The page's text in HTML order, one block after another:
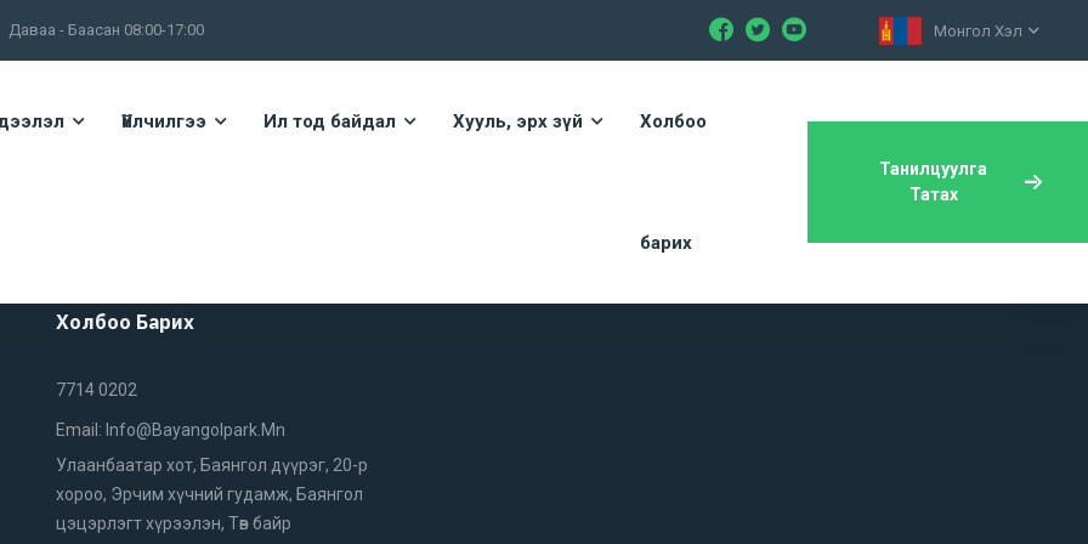
Даваа - Баасан 08:00-17:00 Монгол Хэл
Үйлчилгээ Ил тод байдал Хууль, эрх зүй Холбоо
барих
Танилцуулга
Татах
Холбоо Барих
7714 0202
Email: Info@bayangolpark.mn
Улаанбаатар хот, Баянгол дүүрэг, 20-р
хороо, Эрчим хүчний гудамж, Баянгол
цэцэрлэгт хүрээлэн, Төв байр